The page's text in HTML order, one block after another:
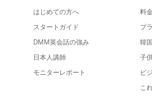
はじめての方へ
スタートガイド
DMM英会話の強み
日本人講師
モニターレポート
料
プ
韓
子
ビ
こ